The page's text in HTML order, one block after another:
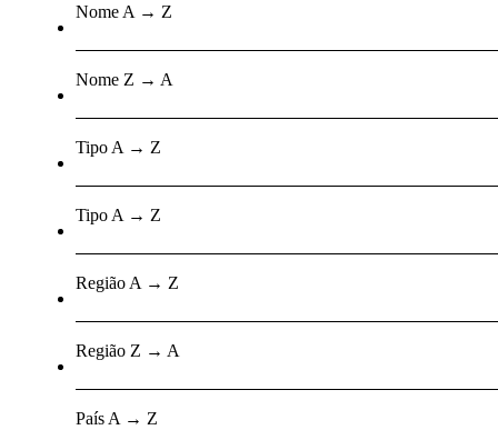
Nome A → Z
Nome Z → A
Tipo A → Z
Tipo A → Z
Região A → Z
Região Z → A
País A → Z